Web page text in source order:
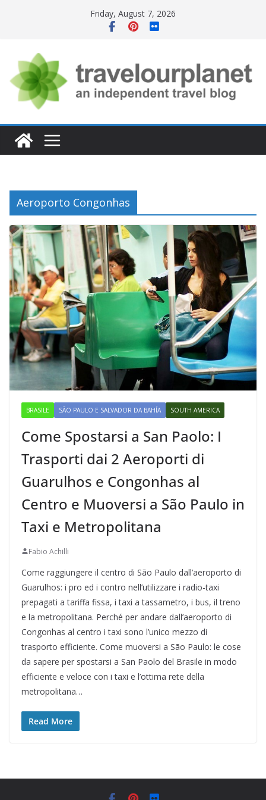
Friday, August 7, 2026
Aeroporto Congonhas
BRASILE SÃO PAULO E SALVADOR DA BAHÍA SOUTH AMERICA
Come Spostarsi a San Paolo: I
Trasporti dai 2 Aeroporti di
Guarulhos e Congonhas al
Centro e Muoversi a São Paulo in
Taxi e Metropolitana
Fabio Achilli
Come raggiungere il centro di São Paulo dall’aeroporto di
Guarulhos: i pro ed i contro nell’utilizzare i radio-taxi
prepagati a tariffa fissa, i taxi a tassametro, i bus, il treno
e la metropolitana. Perché per andare dall’aeroporto di
Congonhas al centro i taxi sono l’unico mezzo di
trasporto efficiente. Come muoversi a São Paulo: le cose
da sapere per spostarsi a San Paolo del Brasile in modo
efficiente e veloce con i taxi e l’ottima rete della
metropolitana…
Read More